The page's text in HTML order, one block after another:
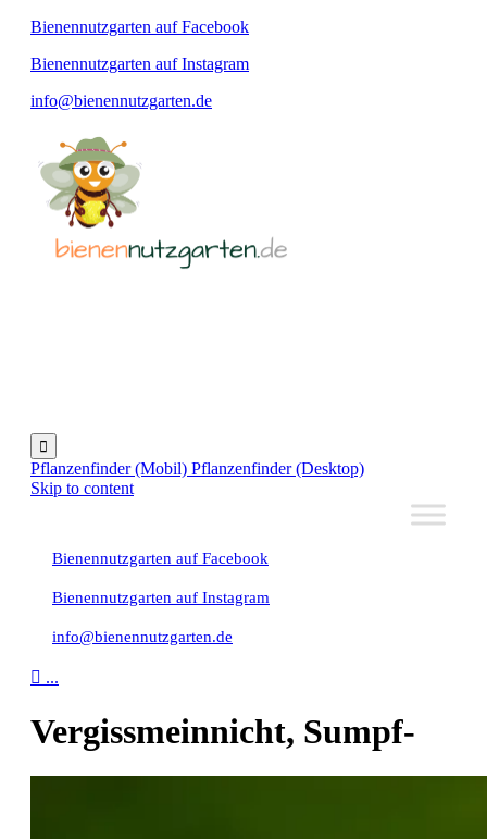
Bienennutzgarten auf Facebook
Bienennutzgarten auf Instagram
info@bienennutzgarten.de

Pflanzenfinder (Mobil) Pflanzenfinder (Desktop)
Skip to content
Bienennutzgarten auf Facebook
Bienennutzgarten auf Instagram
info@bienennutzgarten.de
 ...
Vergissmeinnicht, Sumpf-